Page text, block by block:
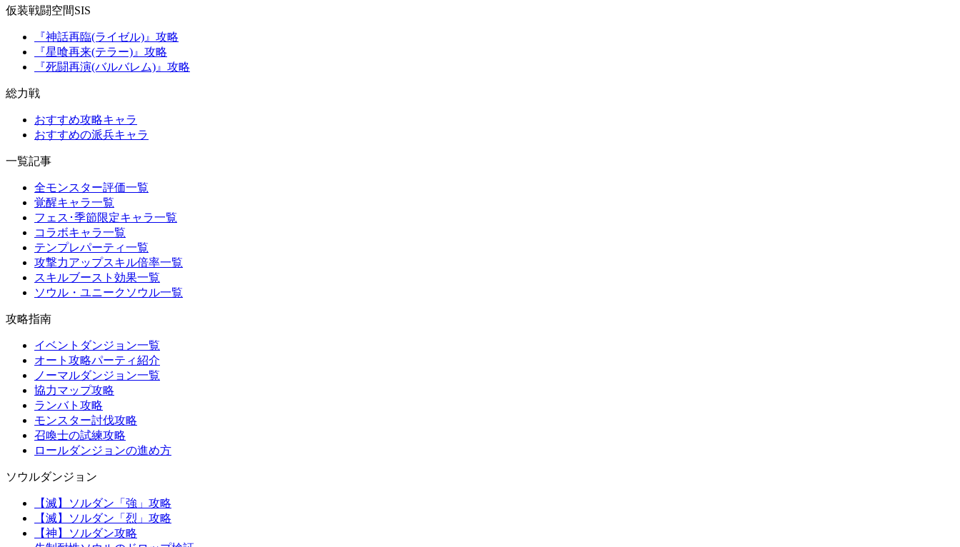
仮装戦闘空間SIS
『神話再臨(ライゼル)』攻略
『星喰再来(テラー)』攻略
『死闘再演(バルバレム)』攻略
総力戦
おすすめ攻略キャラ
おすすめの派兵キャラ
一覧記事
全モンスター評価一覧
覚醒キャラ一覧
フェス･季節限定キャラ一覧
コラボキャラ一覧
テンプレパーティ一覧
攻撃力アップスキル倍率一覧
スキルブースト効果一覧
ソウル・ユニークソウル一覧
攻略指南
イベントダンジョン一覧
オート攻略パーティ紹介
ノーマルダンジョン一覧
協力マップ攻略
ランバト攻略
モンスター討伐攻略
召喚士の試練攻略
ロールダンジョンの進め方
ソウルダンジョン
【滅】ソルダン「強」攻略
【滅】ソルダン「烈」攻略
【神】ソルダン攻略